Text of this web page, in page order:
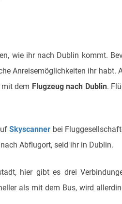
wie ihr nach Dublin kommt.
Anreisemöglichkeiten ihr habt.
dem Flugzeug nach Dublin.
Skyscanner bei
Abflugort, seid ihr in Dublin.
hier gibt es drei
als mit dem Bus, wird